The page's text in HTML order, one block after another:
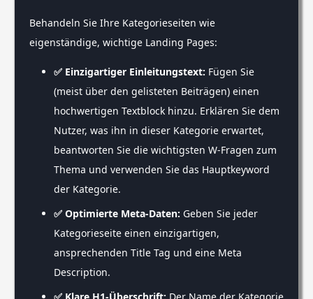
Behandeln Sie Ihre Kategorieseiten wie
eigenständige, wichtige Landing Pages:
✅ Einzigartiger Einleitungstext: Fügen Sie
(meist über den gelisteten Beiträgen) einen
hochwertigen Textblock hinzu. Erklären Sie dem
Nutzer, was ihn in dieser Kategorie erwartet,
beantworten Sie die wichtigsten W-Fragen zum
Thema und verwenden Sie das Hauptkeyword
der Kategorie.
✅ Optimierte Meta-Daten: Geben Sie jeder
Kategorieseite einen einzigartigen,
ansprechenden Title Tag und eine Meta
Description.